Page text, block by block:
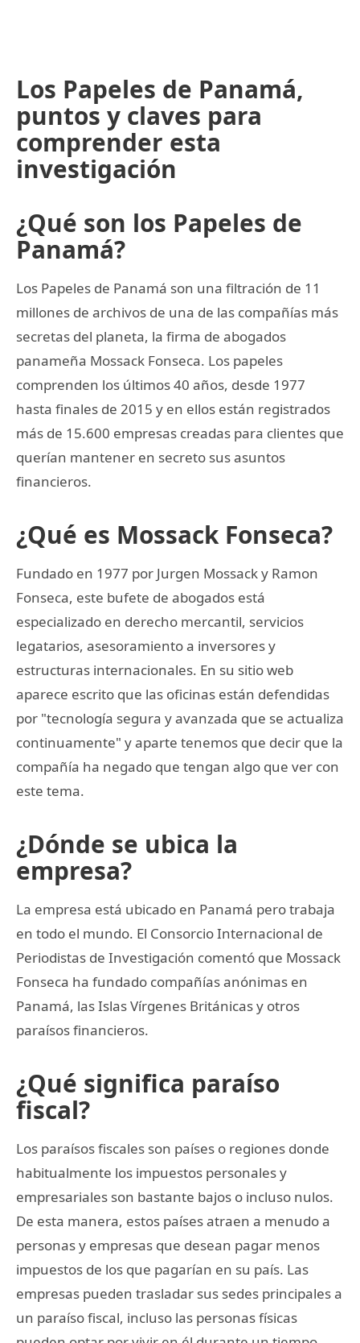
Los Papeles de Panamá,
puntos y claves para
comprender esta
investigación
¿Qué son los Papeles de
Panamá?
Los Papeles de Panamá son una filtración de 11
millones de archivos de una de las compañías más
secretas del planeta, la firma de abogados
panameña Mossack Fonseca. Los papeles
comprenden los últimos 40 años, desde 1977
hasta finales de 2015 y en ellos están registrados
más de 15.600 empresas creadas para clientes que
querían mantener en secreto sus asuntos
financieros.
¿Qué es Mossack Fonseca?
Fundado en 1977 por Jurgen Mossack y Ramon
Fonseca, este bufete de abogados está
especializado en derecho mercantil, servicios
legatarios, asesoramiento a inversores y
estructuras internacionales. En su sitio web
aparece escrito que las oficinas están defendidas
por "tecnología segura y avanzada que se actualiza
continuamente" y aparte tenemos que decir que la
compañía ha negado que tengan algo que ver con
este tema.
¿Dónde se ubica la
empresa?
La empresa está ubicado en Panamá pero trabaja
en todo el mundo. El Consorcio Internacional de
Periodistas de Investigación comentó que Mossack
Fonseca ha fundado compañías anónimas en
Panamá, las Islas Vírgenes Británicas y otros
paraísos financieros.
¿Qué significa paraíso
fiscal?
Los paraísos fiscales son países o regiones donde
habitualmente los impuestos personales y
empresariales son bastante bajos o incluso nulos.
De esta manera, estos países atraen a menudo a
personas y empresas que desean pagar menos
impuestos de los que pagarían en su país. Las
empresas pueden trasladar sus sedes principales a
un paraíso fiscal, incluso las personas físicas